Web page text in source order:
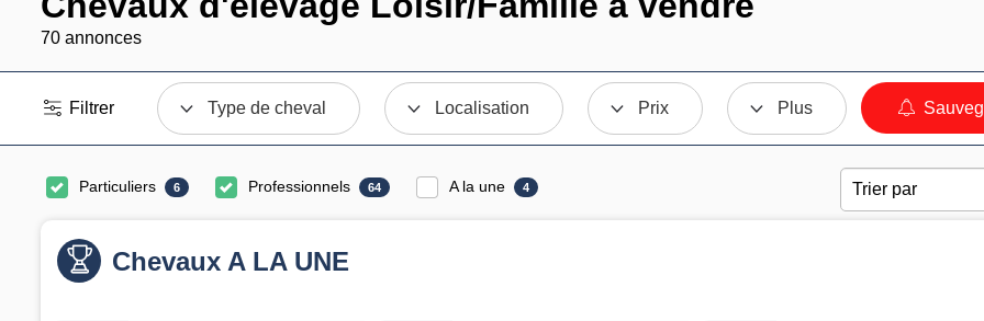
70 annonces
Filtrer Type de cheval Localisation Prix Plus
Particuliers 6 Professionnels 64 A la une 4
Chevaux A LA UNE